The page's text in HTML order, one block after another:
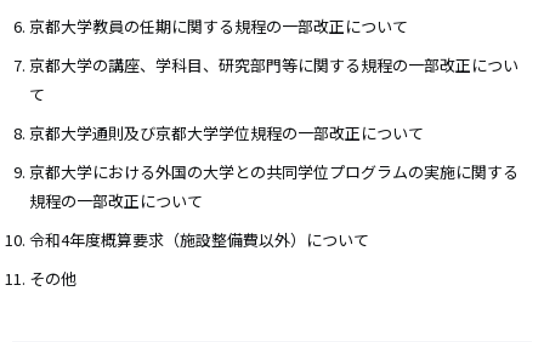
京都大学教員の任期に関する規程の一部改正について
京都大学の講座、学科目、研究部門等に関する規程の一部改正につい
て
京都大学通則及び京都大学学位規程の一部改正について
京都大学における外国の大学との共同学位プログラムの実施に関する
規程の一部改正について
令和4年度概算要求（施設整備費以外）について
その他